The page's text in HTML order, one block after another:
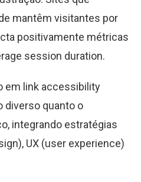
mantêm visitantes por
positivamente métricas
session duration.
em link accessibility
diverso quanto o
integrando estratégias
UX (user experience)